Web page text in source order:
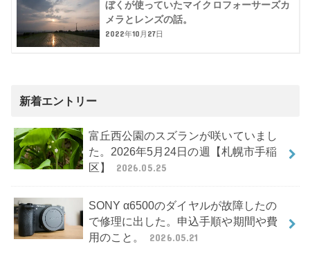
ぼくが使っていたマイクロフォーサーズカ
メラとレンズの話。
2022年10月27日
新着エントリー
富丘西公園のスズランが咲いていまし
た。2026年5月24日の週【札幌市手稲
区】
2026.05.25
SONY α6500のダイヤルが故障したの
で修理に出した。申込手順や期間や費
用のこと。
2026.05.21